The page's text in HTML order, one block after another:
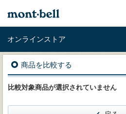
オンラインストア
商品を比較する
比較対象商品が選択されていません